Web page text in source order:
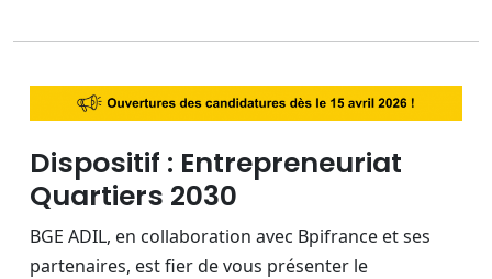
Dispositif : Entrepreneuriat
Quartiers 2030
BGE ADIL, en collaboration avec Bpifrance et ses
partenaires, est fier de vous présenter le